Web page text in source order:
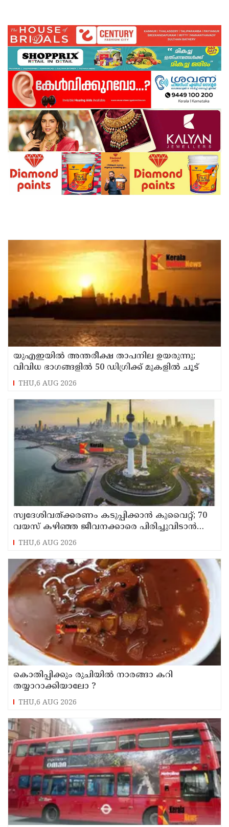
യുഎഇയില്‍ അന്തരീക്ഷ താപനില ഉയരുന്നു;
വിവിധ ഭാഗങ്ങളില്‍ 50 ഡിഗ്രിക്ക് മുകളില്‍ ചൂട്
THU,6 AUG 2026
സ്വദേശിവത്ക്കരണം കടുപ്പിക്കാന്‍ കുവൈറ്റ്; 70
വയസ് കഴിഞ്ഞ ജീവനക്കാരെ പിരിച്ചുവിടാന്‍
തീരുമാനം
THU,6 AUG 2026
കൊതിപ്പിക്കും രുചിയിൽ നാരങ്ങാ കറി
തയ്യാറാക്കിയാലോ ?
THU,6 AUG 2026